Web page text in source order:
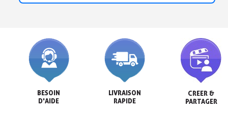
BESOIN
D'AIDE
LIVRAISON
RAPIDE
CREER &
PARTAGER